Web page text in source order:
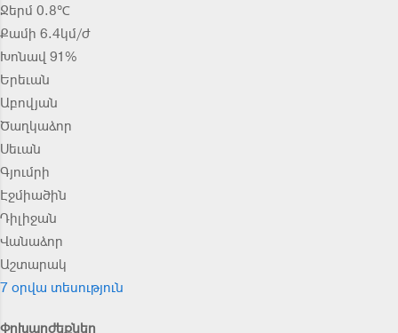
Ջերմ 0.8℃
Քամի 6.4կմ/ժ
Խոնավ 91%
Երեւան
Աբովյան
Ծաղկաձոր
Սեւան
Գյումրի
Էջմիածին
Դիլիջան
Վանաձոր
Աշտարակ
7 օրվա տեսություն
Փոխարժեքներ